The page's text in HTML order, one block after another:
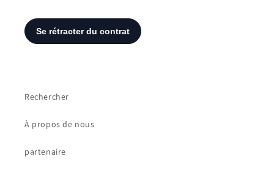
Rechercher
À propos de nous
partenaire